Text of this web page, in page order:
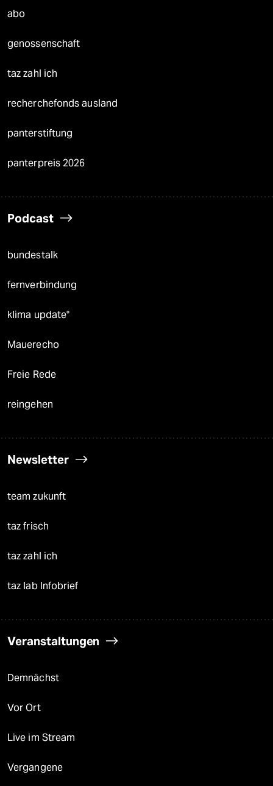
abo
genossenschaft
taz zahl ich
recherchefonds ausland
panterstiftung
panterpreis 2026
Podcast
bundestalk
fernverbindung
klima update°
Mauerecho
Freie Rede
reingehen
Newsletter
team zukunft
taz frisch
taz zahl ich
taz lab Infobrief
Veranstaltungen
Demnächst
Vor Ort
Live im Stream
Vergangene